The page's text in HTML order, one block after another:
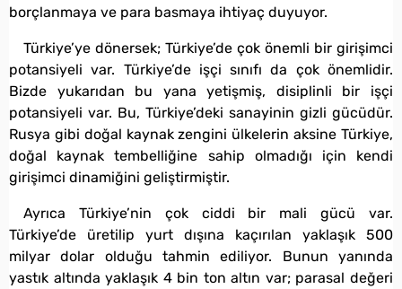
borçlanmaya ve para basmaya ihtiyaç duyuyor.
Türkiye’ye dönersek; Türkiye’de çok önemli bir girişimci
potansiyeli var. Türkiye’de işçi sınıfı da çok önemlidir.
Bizde yukarıdan bu yana yetişmiş, disiplinli bir işçi
potansiyeli var. Bu, Türkiye’deki sanayinin gizli gücüdür.
Rusya gibi doğal kaynak zengini ülkelerin aksine Türkiye,
doğal kaynak tembelliğine sahip olmadığı için kendi
girişimci dinamiğini geliştirmiştir.
Ayrıca Türkiye’nin çok ciddi bir mali gücü var.
Türkiye’de üretilip yurt dışına kaçırılan yaklaşık 500
milyar dolar olduğu tahmin ediliyor. Bunun yanında
yastık altında yaklaşık 4 bin ton altın var; parasal değeri